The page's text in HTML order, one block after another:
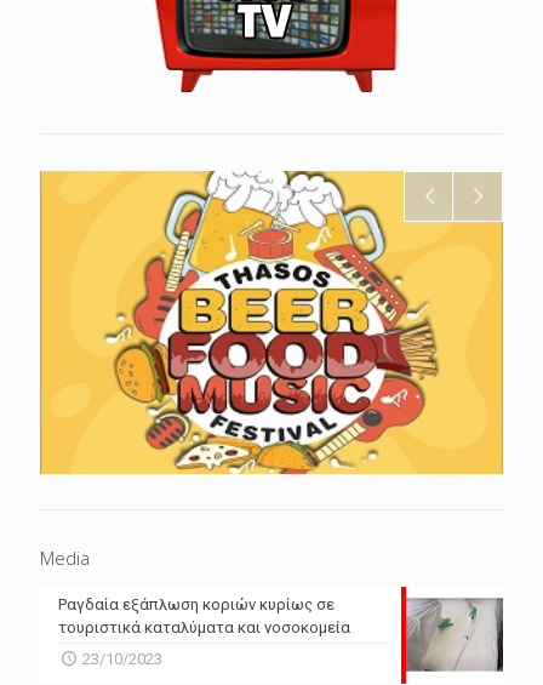
Media
Ραγδαία εξάπλωση κοριών κυρίως σε
τουριστικά καταλύματα και νοσοκομεία
23/10/2023